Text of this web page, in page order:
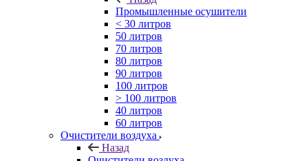
Промышленные осушители
< 30 литров
50 литров
70 литров
80 литров
90 литров
100 литров
> 100 литров
40 литров
60 литров
Очистители воздуха
Назад